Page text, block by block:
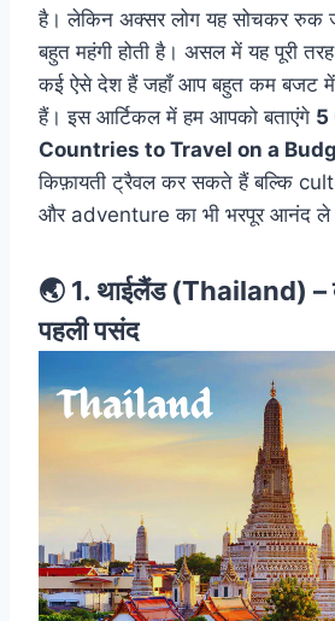
है। लेकिन अक्सर लोग यह सोचकर रुक
बहुत महंगी होती है। असल में यह पूरी
कई ऐसे देश हैं जहाँ आप बहुत कम बजट
हैं। इस आर्टिकल में हम आपको बताएंगे 5
Countries to Travel on a
किफ़ायती ट्रैवल कर सकते हैं बल्कि
और adventure का भी भरपूर आनंद
🌏 1. थाईलैंड (Thailand) –
पहली पसंद